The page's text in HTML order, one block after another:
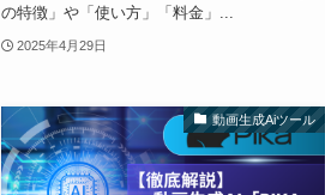
の特徴」や「使い方」「料金」...
2025年4月29日
動画生成Aiツール